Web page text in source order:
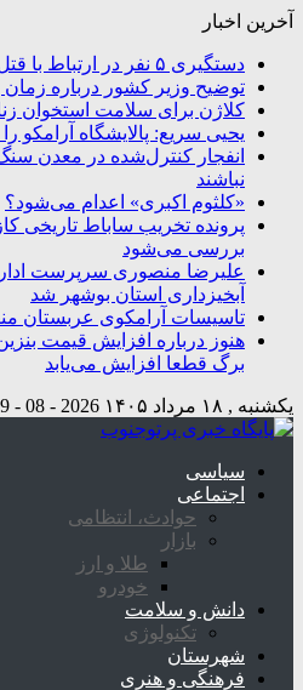
آخرین اخبار
دستگیری ۵ نفر در ارتباط با قتل حمیدرضا رجب‌زاده
توضیح وزیر کشور درباره زمان
کلاژن برای سلامت استخوان
یحیی سریع: پالایشگاه آرامکو
انفجار کنترل‌شده در معدن
نباشند
«کلثوم اکبری» اعدام می‌شود؟
پرونده تخریب ساباط تاریخی
بررسی می‌شود
علیرضا منصوری سرپرست
آبخیزداری استان بوشهر شد
تاسیسات آرامکوی عربستان
هنوز درباره افزایش قیمت
برگ قطعا افزایش می‌یابد
یکشنبه , ۱۸ مرداد ۱۴۰۵ 2026 - 08 - 09
سیاسی
اجتماعی
حوادث، انتظامی
بازار
طلا و ارز
خودرو
دانش و سلامت
تکنولوژی
شهرستان
فرهنگی و هنری